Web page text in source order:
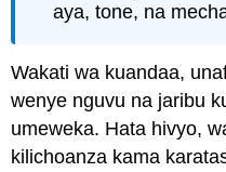
aya, tone, na
Wakati wa kuandaa,
wenye nguvu na jaribu
umeweka. Hata hivyo,
kilichoanza kama